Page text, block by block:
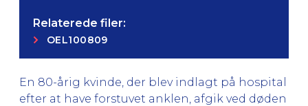
Relaterede filer:
OEL100809
En 80-årig kvinde, der blev indlagt på hospital
efter at have forstuvet anklen, afgik ved døden